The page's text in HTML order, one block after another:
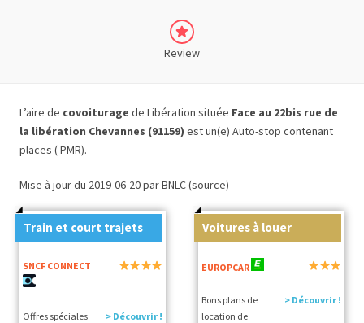
Review
L’aire de covoiturage de Libération située Face au 22bis rue de
la libération Chevannes (91159) est un(e) Auto-stop contenant
places ( PMR).
Mise à jour du 2019-06-20 par BNLC (source)
Train et court trajets
SNCF CONNECT
Offres spéciales
> Découvrir !
Voitures à louer
EUROPCAR
Bons plans de
location de
> Découvrir !